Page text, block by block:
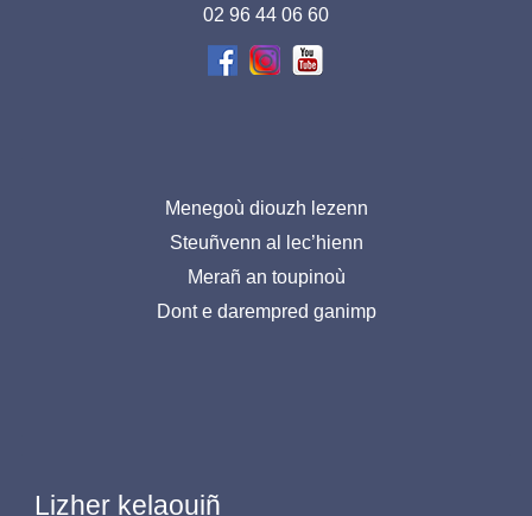
02 96 44 06 60
Menegoù diouzh lezenn
Steuñvenn al lec’hienn
Merañ an toupinoù
Dont e darempred ganimp
Lizher kelaouiñ